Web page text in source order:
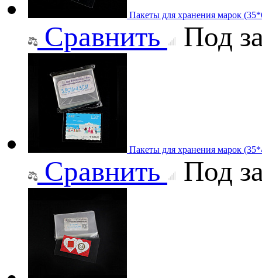
Пакеты для хранения марок
Сравнить Под
Пакеты для хранения марок
Сравнить Под